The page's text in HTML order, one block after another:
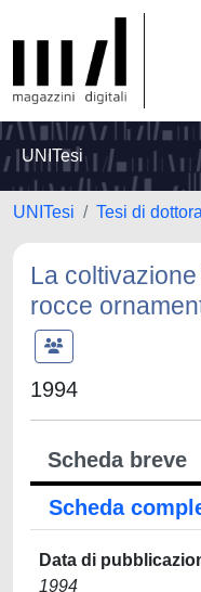
UNITesi
UNITesi Tesi di
La
rocce
1994
Scheda breve
Scheda
Data di
1994